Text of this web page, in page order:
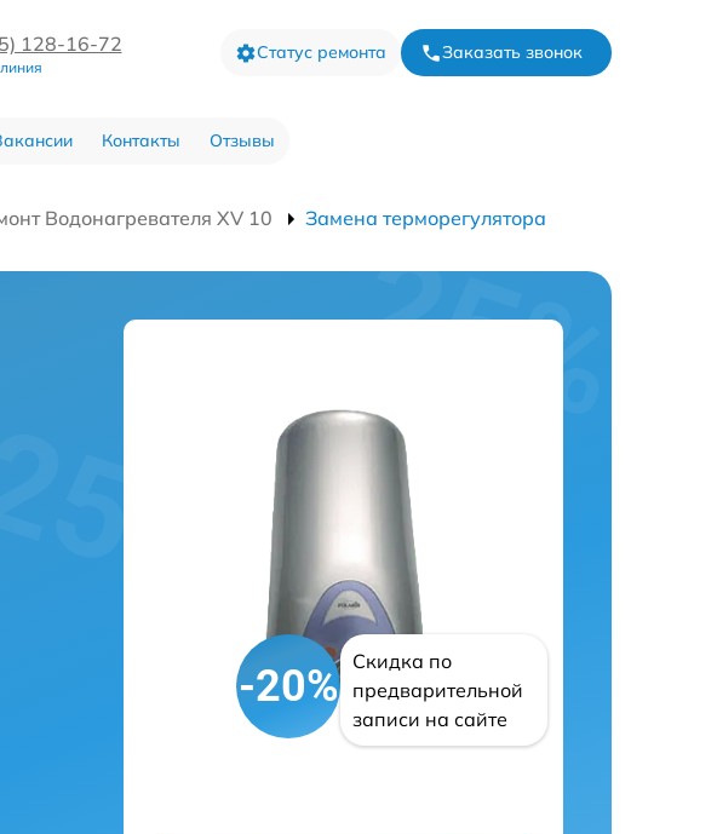
128-16-72 Статус ремонта Заказать звонок
Контакты Отзывы
Водонагревателя XV 10 Замена терморегулятора
-20%
Скидка по
предварительной
записи на сайте